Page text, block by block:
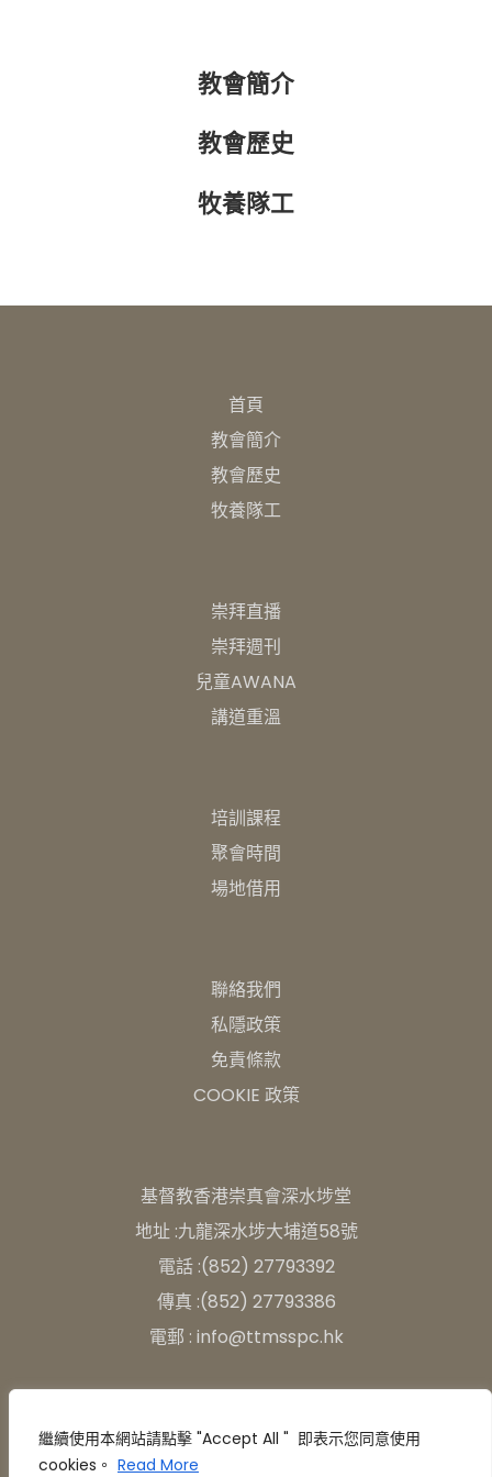
繼續使用本網站請點擊 "Accept All " 即表示您同意使用
cookies。 Read More
教會簡介
教會歷史
牧養隊工
首頁
教會簡介
教會歷史
牧養隊工
崇拜直播
崇拜週刊
兒童AWANA
講道重溫
培訓課程
聚會時間
場地借用
聯絡我們
私隱政策
免責條款
COOKIE 政策
基督教香港崇真會深水埗堂
地址 :九龍深水埗大埔道58號
電話 :(852) 27793392
傳真 :(852) 27793386
電郵 : info@ttmsspc.hk